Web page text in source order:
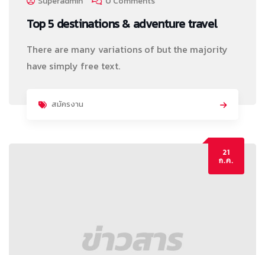
Top 5 destinations & adventure travel
There are many variations of but the majority
have simply free text.
สมัครงาน
21
ก.ค.